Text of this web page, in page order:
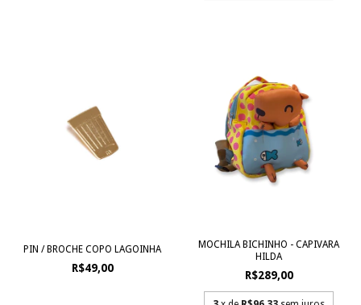
PIN / BROCHE COPO LAGOINHA
R$49,00
MOCHILA BICHINHO - CAPIVARA
HILDA
R$289,00